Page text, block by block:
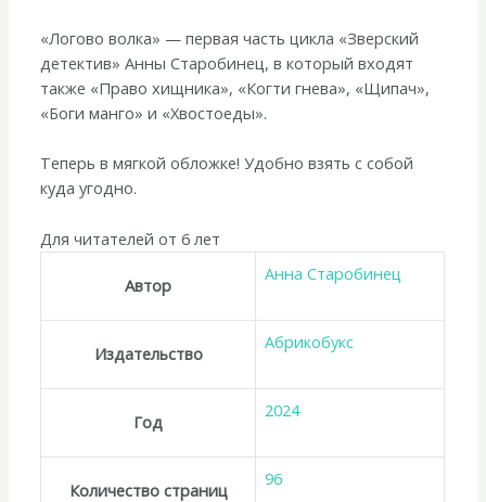
«Логово волка» — первая часть цикла «Зверский
детектив» Анны Старобинец, в который входят
также «Право хищника», «Когти гнева», «Щипач»,
«Боги манго» и «Хвостоеды».
Теперь в мягкой обложке! Удобно взять с собой
куда угодно.
Для читателей от 6 лет
Автор
Анна Старобинец
Издательство
Абрикобукс
Год
2024
Количество страниц
96